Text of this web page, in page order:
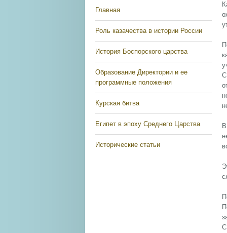
Главная
Роль казачества в истории России
История Боспорского царства
Образование Директории и ее
программные положения
Курская битва
Египет в эпоху Среднего Царства
Исторические статьи